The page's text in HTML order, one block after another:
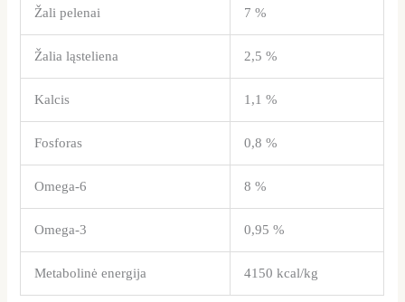
Žali pelenai 7 %
Žalia ląsteliena 2,5 %
Kalcis 1,1 %
Fosforas 0,8 %
Omega-6 8 %
Omega-3 0,95 %
Metabolinė energija 4150 kcal/kg